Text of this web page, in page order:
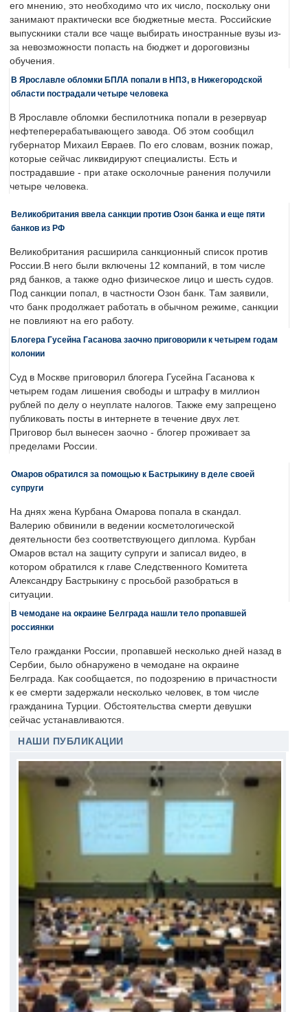
его мнению, это необходимо что их число, поскольку они
занимают практически все бюджетные места. Российские
выпускники стали все чаще выбирать иностранные вузы из-
за невозможности попасть на бюджет и дороговизны
обучения.
В Ярославле обломки БПЛА попали в НПЗ, в Нижегородской
области пострадали четыре человека
В Ярославле обломки беспилотника попали в резервуар
нефтеперерабатывающего завода. Об этом сообщил
губернатор Михаил Евраев. По его словам, возник пожар,
которые сейчас ликвидируют специалисты. Есть и
пострадавшие - при атаке осколочные ранения получили
четыре человека.
Великобритания ввела санкции против Озон банка и еще пяти
банков из РФ
Великобритания расширила санкционный список против
России.В него были включены 12 компаний, в том числе
ряд банков, а также одно физическое лицо и шесть судов.
Под санкции попал, в частности Озон банк. Там заявили,
что банк продолжает работать в обычном режиме, санкции
не повлияют на его работу.
Блогера Гусейна Гасанова заочно приговорили к четырем годам
колонии
Суд в Москве приговорил блогера Гусейна Гасанова к
четырем годам лишения свободы и штрафу в миллион
рублей по делу о неуплате налогов. Также ему запрещено
публиковать посты в интернете в течение двух лет.
Приговор был вынесен заочно - блогер проживает за
пределами России.
Омаров обратился за помощью к Бастрыкину в деле своей
супруги
На днях жена Курбана Омарова попала в скандал.
Валерию обвинили в ведении косметологической
деятельности без соответствующего диплома. Курбан
Омаров встал на защиту супруги и записал видео, в
котором обратился к главе Следственного Комитета
Александру Бастрыкину с просьбой разобраться в
ситуации.
В чемодане на окраине Белграда нашли тело пропавшей
россиянки
Тело гражданки России, пропавшей несколько дней назад в
Сербии, было обнаружено в чемодане на окраине
Белграда. Как сообщается, по подозрению в причастности
к ее смерти задержали несколько человек, в том числе
гражданина Турции. Обстоятельства смерти девушки
сейчас устанавливаются.
НАШИ ПУБЛИКАЦИИ